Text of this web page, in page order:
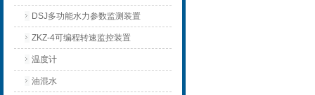
DSJ多功能水力参数监测装置
ZKZ-4可编程转速监控装置
温度计
油混水